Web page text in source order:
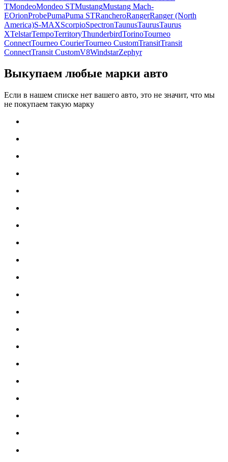
TMondeoMondeo STMustangMustang Mach-
EOrionProbePumaPuma STRancheroRangerRanger (North
America)S-MAXScorpioSpectronTaunusTaurusTaurus
XTelstarTempoTerritoryThunderbirdTorinoTourneo
ConnectTourneo CourierTourneo CustomTransitTransit
ConnectTransit CustomV8WindstarZephyr
Выкупаем любые марки авто
Если в нашем списке нет вашего авто, это не значит, что мы
не покупаем такую марку